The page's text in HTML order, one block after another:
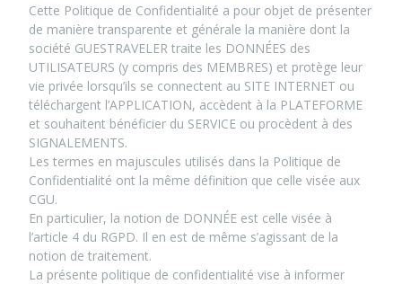
Cette Politique de Confidentialité a pour objet de présenter
de manière transparente et générale la manière dont la
société GUESTRAVELER traite les DONNÉES des
UTILISATEURS (y compris des MEMBRES) et protège leur
vie privée lorsqu’ils se connectent au SITE INTERNET ou
téléchargent l’APPLICATION, accèdent à la PLATEFORME
et souhaitent bénéficier du SERVICE ou procèdent à des
SIGNALEMENTS.
Les termes en majuscules utilisés dans la Politique de
Confidentialité ont la même définition que celle visée aux
CGU.
En particulier, la notion de DONNÉE est celle visée à
l’article 4 du RGPD. Il en est de même s’agissant de la
notion de traitement.
La présente politique de confidentialité vise à informer